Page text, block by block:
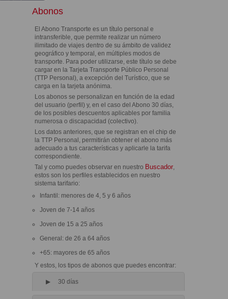
Abonos
El Abono Transporte es un título personal e
intransferible, que permite realizar un número
ilimitado de viajes dentro de su ámbito de validez
geográfico y temporal, en múltiples modos de
transporte. Para poder utilizarse, este título se debe
cargar en la Tarjeta Transporte Público Personal
(TTP Personal), a excepción del Turístico, que se
carga en la tarjeta anónima.
Los abonos se personalizan en función de la edad
del usuario (perfil) y, en el caso del Abono 30 días,
de los posibles descuentos aplicables por familia
numerosa o discapacidad (colectivo).
Los datos anteriores, que se registran en el chip de
la TTP Personal, permitirán obtener el abono más
adecuado a tus características y aplicarle la tarifa
correspondiente.
Tal y como puedes observar en nuestro Buscador
estos son los perfiles establecidos en nuestro
sistema tarifario:
Infantil: menores de 4, 5 y 6 años
Joven de 7-14 años
Joven de 15 a 25 años
General: de 26 a 64 años
+65: mayores de 65 años
Y estos, los tipos de abonos que puedes encontrar:
30 días